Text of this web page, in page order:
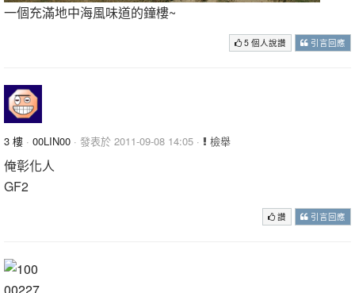
一個充滿地中海風味道的鐘樓~
5 個人說讚 引言回應
3 樓 · 00LIN00 · 發表於 2011-09-08 14:05 · 檢舉
俺彰化人
GF2
讚 引言回應